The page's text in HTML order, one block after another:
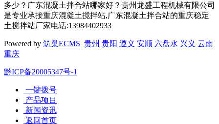
多少？广东混凝土拌合站哪家好？贵州龙盛工程机械有限公司
是专业承接重庆混凝土搅拌站,广东混凝土拌合站的重庆稳定
土搅拌站厂家电话:13984402933
Powered by 筑巢ECMS 贵州 贵阳 遵义 安顺 六盘水 兴义 云南
重庆
黔ICP备20005347号-1
一键拨号
产品项目
新闻资讯
返回首页